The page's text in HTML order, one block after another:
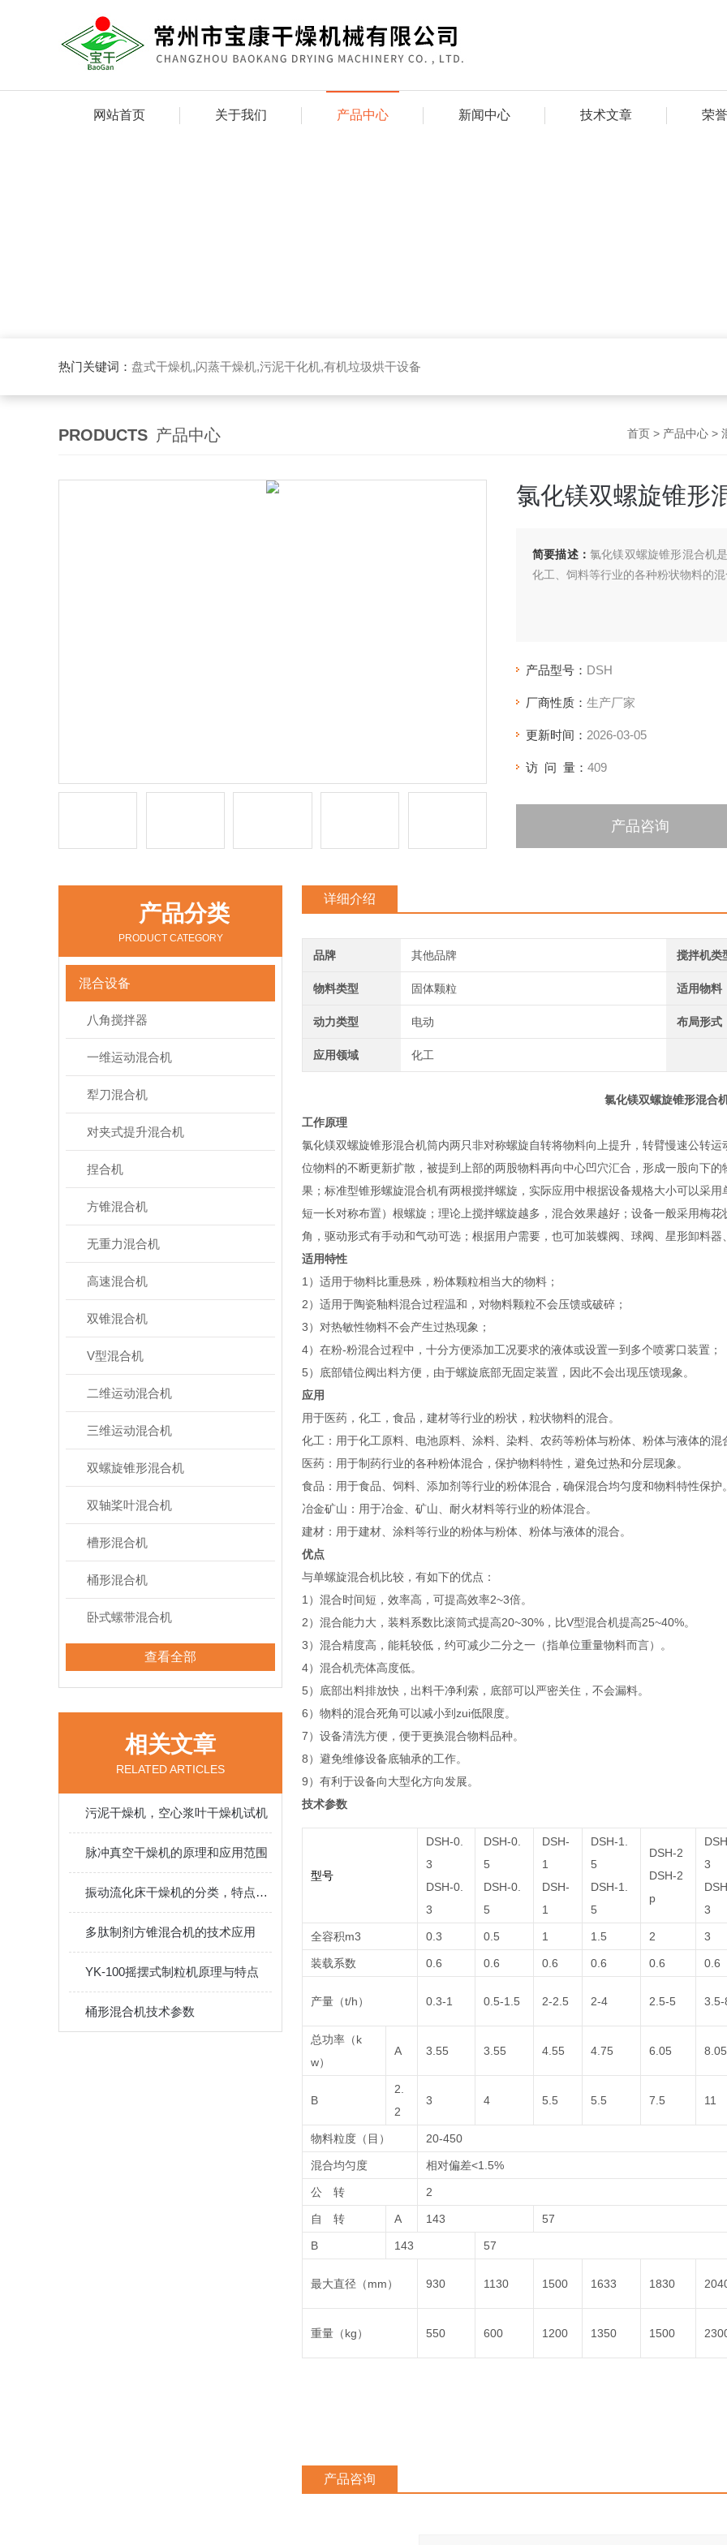
网站首页 关于我们 产品中心 新闻中心 技术文章 荣
热门关键词： 盘式干燥机,闪蒸干燥机,污泥干化机,有机垃圾烘干设备
PRODUCTS 产品中心 首页 > 产品中心 >
氯化镁双螺旋锥形
简要描述： 氯化镁双螺旋锥形混合机
化工、饲料等行业的各种粉状物料的混
产品型号： DSH
厂商性质： 生产厂家
更新时间： 2026-03-05
访 问 量： 409
产品咨询
产品分类
PRODUCT CATEGORY
混合设备
八角搅拌器
一维运动混合机
犁刀混合机
对夹式提升混合机
捏合机
方锥混合机
无重力混合机
高速混合机
双锥混合机
V型混合机
二维运动混合机
三维运动混合机
双螺旋锥形混合机
双轴桨叶混合机
槽形混合机
桶形混合机
卧式螺带混合机
查看全部
相关文章
RELATED ARTICLES
污泥干燥机，空心浆叶干燥机试机
脉冲真空干燥机的原理和应用范围
振动流化床干燥机的分类，特点及应用
多肽制剂方锥混合机的技术应用
YK-100摇摆式制粒机原理与特点
桶形混合机技术参数
详细介绍
品牌 其他品牌 搅拌机类
物料类型 固体颗粒 适用物料
动力类型 电动 布局形式
应用领域 化工
氯化镁双螺旋锥形混合
工作原理
氯化镁双螺旋锥形混合机筒内两只非对称螺旋自转将物料向上提升，转臂慢速公转
位物料的不断更新扩散，被提到上部的两股物料再向中心凹穴汇合，形成一股向下
果；标准型锥形螺旋混合机有两根搅拌螺旋，实际应用中根据设备规格大小可以采
短一长对称布置）根螺旋；理论上搅拌螺旋越多，混合效果越好；设备一般采用梅
角，驱动形式有手动和气动可选；根据用户需要，也可加装蝶阀、球阀、星形卸料器
适用特性
1）适用于物料比重悬殊，粉体颗粒相当大的物料；
2）适用于陶瓷釉料混合过程温和，对物料颗粒不会压馈或破碎；
3）对热敏性物料不会产生过热现象；
4）在粉-粉混合过程中，十分方便添加工况要求的液体或设置一到多个喷雾口装置；
5）底部错位阀出料方便，由于螺旋底部无固定装置，因此不会出现压馈现象。
应用
用于医药，化工，食品，建材等行业的粉状，粒状物料的混合。
化工‌：用于化工原料、电池原料、涂料、染料、农药等粉体与粉体、粉体与液体的混
‌医药‌：用于制药行业的各种粉体混合，保护物料特性，避免过热和分层现象‌。
‌食品‌：用于食品、饲料、添加剂等行业的粉体混合，确保混合均匀度和物料特性保护‌。
‌冶金矿山‌：用于冶金、矿山、耐火材料等行业的粉体混合‌。
‌建材‌：用于建材、涂料等行业的粉体与粉体、粉体与液体的混合‌。
优点
与单螺旋混合机比较，有如下的优点：
1）混合时间短，效率高，可提高效率2~3倍。
2）混合能力大，装料系数比滚筒式提高20~30%，比V型混合机提高25~40%。
3）混合精度高，能耗较低，约可减少二分之一（指单位重量物料而言）。
4）混合机壳体高度低。
5）底部出料排放快，出料干净利索，底部可以严密关住，不会漏料。
6）物料的混合死角可以减小到zui低限度。
7）设备清洗方便，便于更换混合物料品种。
8）避免维修设备底轴承的工作。
9）有利于设备向大型化方向发展。
技术参数
型号
DSH-0.
3
DSH-0.
3
DSH-0.
5
DSH-0.
5
DSH-
1
DSH-
1
DSH-1.
5
DSH-1.
5
DSH-2
DSH-2
p
3
3
全容积m3 0.3 0.5 1 1.5 2 3
装载系数 0.6 0.6 0.6 0.6 0.6 0.6
产量（t/h） 0.3-1 0.5-1.5 2-2.5 2-4 2.5-5 3.5-
总功率（k
w）
A 3.55 3.55 4.55 4.75 6.05 8.05
B
2.
2
3 4 5.5 5.5 7.5 11
物料粒度（目） 20-450
混合均匀度 相对偏差<1.5%
公 转 2
自 转 A 143 57
B 143 57
最大直径（mm） 930 1130 1500 1633 1830
重量（kg） 550 600 1200 1350 1500
产品咨询